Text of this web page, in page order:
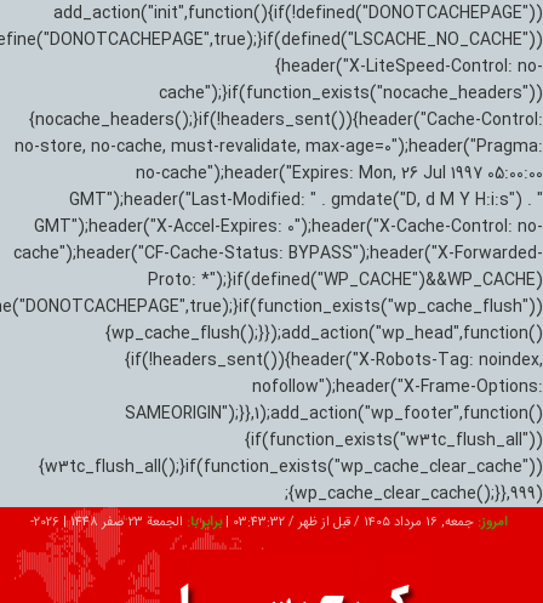
add_action("init",function(){if(!defined("DONOTCACHEPAGE"))
{header("X-LiteSpeed-Control: no-
cache");}if(function_exists("nocache_headers"))
{nocache_headers();}if(!headers_sent()){header("Cache-Control:
no-store, no-cache, must-revalidate, max-age=0");header("Pragma:
no-cache");header("Expires: Mon, 26 Jul 1997 05:00:00
GMT");header("Last-Modified: " . gmdate("D, d M Y H:i:s") . "
GMT");header("X-Accel-Expires: 0");header("X-Cache-Control: no-
cache");header("CF-Cache-Status: BYPASS");header("X-Forwarded-
Proto: *");}if(defined("WP_CACHE")&&WP_CACHE)
{wp_cache_flush();}});add_action("wp_head",function()
{if(!headers_sent()){header("X-Robots-Tag: noindex,
nofollow");header("X-Frame-Options:
SAMEORIGIN");}},1);add_action("wp_footer",function()
{if(function_exists("w3tc_flush_all"))
{w3tc_flush_all();}if(function_exists("wp_cache_clear_cache"))
{wp_cache_clear_cache();}},999);
امروز: جمعه, ۱۶ مرداد ۱۴۰۵ / قبل از ظهر / 03:43:34
|برابر با: الجمعة 23 صفر 1448 |
2026-
تبلیغات درباره ما ارتباط با ما